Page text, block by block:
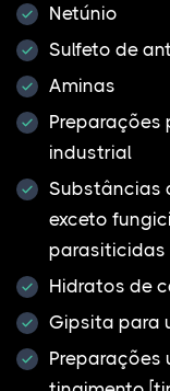
Netúnio
Sulfeto de
Aminas
Preparações
industrial
Substâncias
exceto
parasiticidas
Hidratos de
Gipsita para
Preparações